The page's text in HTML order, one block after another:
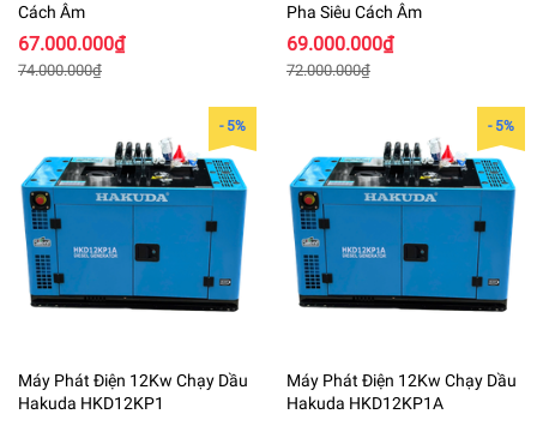
Cách Âm
67.000.000₫
74.000.000₫
Pha Siêu Cách Âm
69.000.000₫
72.000.000₫
- 5%
Máy Phát Điện 12Kw Chạy Dầu
Hakuda HKD12KP1
- 5%
Máy Phát Điện 12Kw Chạy Dầu
Hakuda HKD12KP1A